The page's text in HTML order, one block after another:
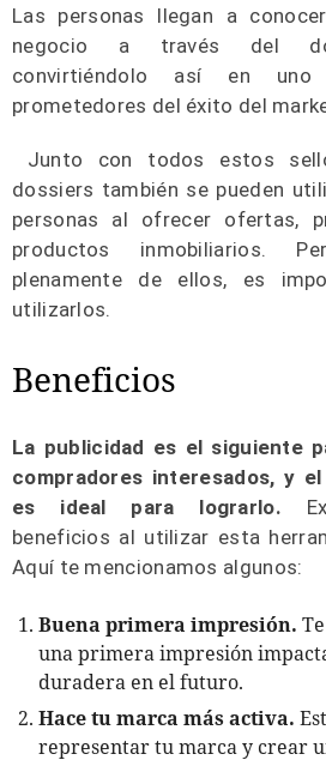
Las personas llegan a
negocio a través del
convirtiéndolo así en
prometedores del éxito del
Junto con todos estos
dossiers también se pueden
personas al ofrecer ofertas,
productos inmobiliarios.
plenamente de ellos, es
utilizarlos.
Beneficios
La publicidad es el siguiente
compradores interesados, y
es ideal para lograrlo.
beneficios al utilizar esta
Aquí te mencionamos algunos:
Buena primera impresión.
una primera impresión
duradera en el futuro.
Hace tu marca más activa.
representar tu marca y crear